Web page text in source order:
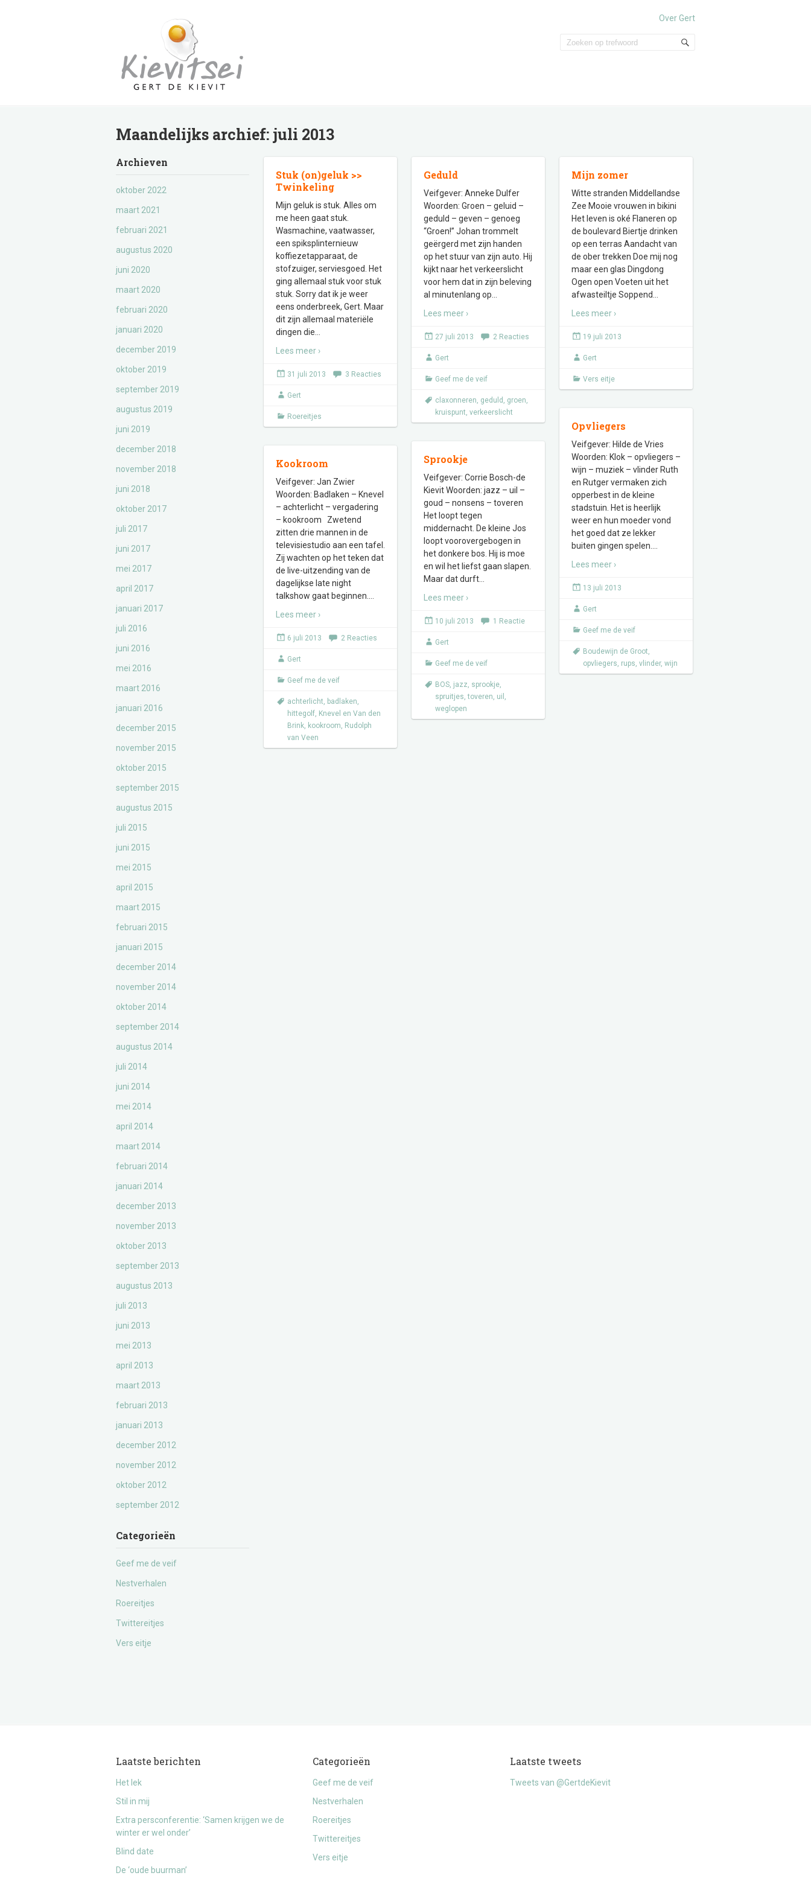
Over Gert
Maandelijks archief: juli 2013
Archieven
oktober 2022
maart 2021
februari 2021
augustus 2020
juni 2020
maart 2020
februari 2020
januari 2020
december 2019
oktober 2019
september 2019
augustus 2019
juni 2019
december 2018
november 2018
juni 2018
oktober 2017
juli 2017
juni 2017
mei 2017
april 2017
januari 2017
juli 2016
juni 2016
mei 2016
maart 2016
januari 2016
december 2015
november 2015
oktober 2015
september 2015
augustus 2015
juli 2015
juni 2015
mei 2015
april 2015
maart 2015
februari 2015
januari 2015
december 2014
november 2014
oktober 2014
september 2014
augustus 2014
juli 2014
juni 2014
mei 2014
april 2014
maart 2014
februari 2014
januari 2014
december 2013
november 2013
oktober 2013
september 2013
augustus 2013
juli 2013
juni 2013
mei 2013
april 2013
maart 2013
februari 2013
januari 2013
december 2012
november 2012
oktober 2012
september 2012
Categorieën
Geef me de veif
Nestverhalen
Roereitjes
Twittereitjes
Vers eitje
Stuk (on)geluk >>
Twinkeling
Mijn geluk is stuk. Alles om
me heen gaat stuk.
Wasmachine, vaatwasser,
een spiksplinternieuw
koffiezetapparaat, de
stofzuiger, serviesgoed. Het
ging allemaal stuk voor stuk
stuk. Sorry dat ik je weer
eens onderbreek, Gert. Maar
dit zijn allemaal materiële
dingen die
Lees meer ›
31 juli 2013 3 Reacties
Gert
Roereitjes
Geduld
Veifgever: Anneke Dulfer
Woorden: Groen – geluid –
geduld – geven – genoeg
“Groen!” Johan trommelt
geërgerd met zijn handen
op het stuur van zijn auto. Hij
kijkt naar het verkeerslicht
voor hem dat in zijn beleving
al minutenlang op
Lees meer ›
27 juli 2013 2 Reacties
Gert
Geef me de veif
claxonneren, geduld , groen,
kruispunt, verkeerslicht
Mijn zomer
Witte stranden Middellandse
Zee Mooie vrouwen in bikini
Het leven is oké Flaneren op
de boulevard Biertje drinken
op een terras Aandacht van
de ober trekken Doe mij nog
maar een glas Dingdong
Ogen open Voeten uit het
afwasteiltje Soppend
Lees meer ›
19 juli 2013
Gert
Vers eitje
Opvliegers
Veifgever: Hilde de Vries
Woorden: Klok – opvliegers –
wijn – muziek – vlinder Ruth
en Rutger vermaken zich
opperbest in de kleine
stadstuin. Het is heerlijk
weer en hun moeder vond
het goed dat ze lekker
buiten gingen spelen.
Lees meer ›
13 juli 2013
Gert
Geef me de veif
Boudewijn de Groot,
opvliegers, rups, vlinder, wijn
Sprookje
Veifgever: Corrie Bosch-de
Kievit Woorden: jazz – uil –
goud – nonsens – toveren
Het loopt tegen
middernacht. De kleine Jos
loopt voorovergebogen in
het donkere bos. Hij is moe
en wil het liefst gaan slapen.
Maar dat durft
Lees meer ›
10 juli 2013 1 Reactie
Gert
Geef me de veif
BOS, jazz, sprookje,
spruitjes,toveren, uil ,
weglopen
Kookroom
Veifgever: Jan Zwier
Woorden: Badlaken – Knevel
– achterlicht – vergadering
– kookroom Zwetend
zitten drie mannen in de
televisiestudio aan een tafel.
Zij wachten op het teken dat
de live-uitzending van de
dagelijkse late night
talkshow gaat beginnen.
Lees meer ›
6 juli 2013 2 Reacties
Gert
Geef me de veif
achterlicht, badlaken,
hittegolf, Knevel en Van den
Brink, kookroom, Rudolph
van Veen
Laatste berichten
Het lek
Stil in mij
Extra persconferentie: ‘Samen krijgen we de
winter er wel onder’
Blind date
De ‘oude buurman’
Categorieën
Geef me de veif
Nestverhalen
Roereitjes
Twittereitjes
Vers eitje
Laatste tweets
Tweets van @GertdeKievit